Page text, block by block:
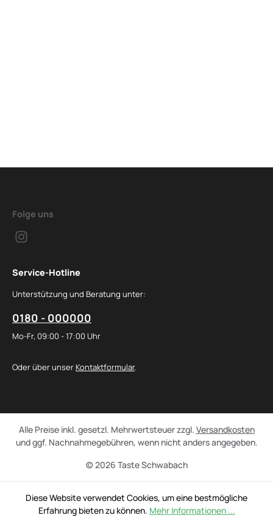
Folge uns
Service-Hotline
Unterstützung und Beratung unter:
0180 - 000000
Mo-Fr, 09:00 - 17:00 Uhr
Oder über unser Kontaktformular.
© 2026 Taste Schwabach
Alle Preise inkl. gesetzl. Mehrwertsteuer zzgl. Versandkosten
und ggf. Nachnahmegebühren, wenn nicht anders angegeben.
Diese Website verwendet Cookies, um eine bestmögliche
Erfahrung bieten zu können. Mehr Informationen ...